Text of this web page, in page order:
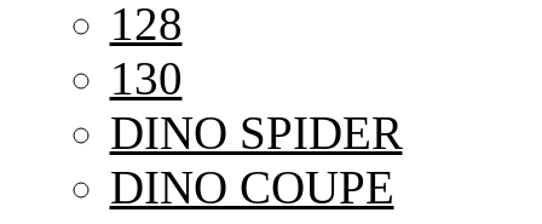
128
130
DINO SPIDER
DINO COUPE